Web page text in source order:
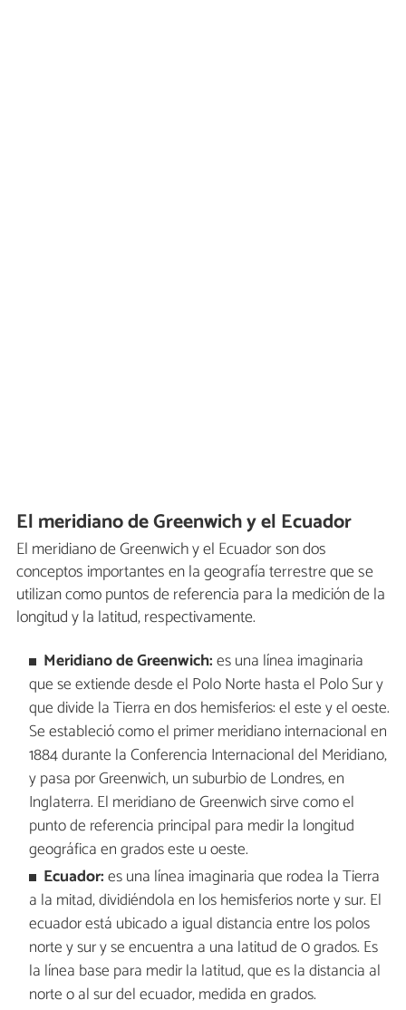
El meridiano de Greenwich y el Ecuador
El meridiano de Greenwich y el Ecuador son dos
conceptos importantes en la geografía terrestre que se
utilizan como puntos de referencia para la medición de la
longitud y la latitud, respectivamente.
Meridiano de Greenwich:es una línea imaginaria
que se extiende desde el Polo Norte hasta el Polo Sur y
que divide la Tierra en dos hemisferios: el este y el oeste.
Se estableció como el primer meridiano internacional en
1884 durante la Conferencia Internacional del Meridiano,
y pasa por Greenwich, un suburbio de Londres, en
Inglaterra. El meridiano de Greenwich sirve como el
punto de referencia principal para medir la longitud
geográfica en grados este u oeste.
Ecuador:es una línea imaginaria que rodea la Tierra
a la mitad, dividiéndola en los hemisferios norte y sur. El
ecuador está ubicado a igual distancia entre los polos
norte y sur y se encuentra a una latitud de 0 grados. Es
la línea base para medir la latitud, que es la distancia al
norte o al sur del ecuador, medida en grados.